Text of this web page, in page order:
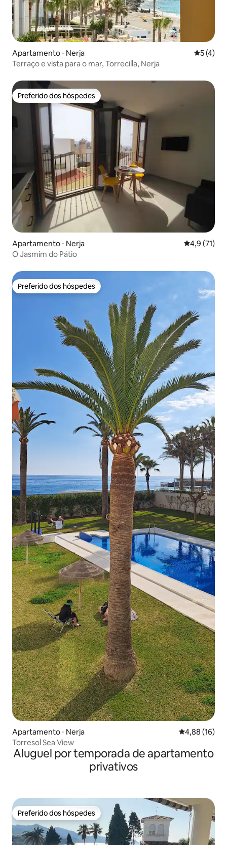
Apartamento ⋅ Nerja 5 de
5 (4)
Terraço e vista para o mar, Torrecilla, Nerja
Preferido dos hóspedes
Preferido dos hóspedes
Apartamento ⋅ Nerja 4,9 de uma
4,9 (71)
O Jasmim do Pátio
Preferido dos hóspedes
Preferido dos hóspedes
Apartamento ⋅ Nerja 4,88 de uma
4,88 (16)
Torresol Sea View
Aluguel por temporada de apartamento
privativos
Preferido dos hóspedes
Preferido dos hóspedes